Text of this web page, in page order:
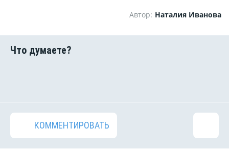
Автор: Наталия Иванова
КОММЕНТИРОВАТЬ